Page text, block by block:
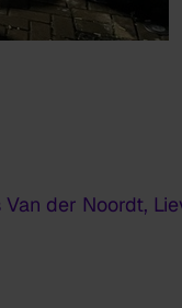
der Noordt,